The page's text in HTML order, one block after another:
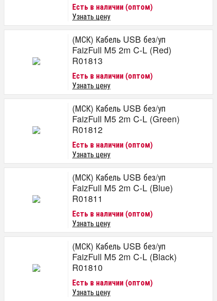
Есть в наличии (оптом)
Узнать цену
(МСК) Кабель USB без/уп
FaizFull M5 2m C-L (Red)
R01813
Есть в наличии (оптом)
Узнать цену
(МСК) Кабель USB без/уп
FaizFull M5 2m C-L (Green)
R01812
Есть в наличии (оптом)
Узнать цену
(МСК) Кабель USB без/уп
FaizFull M5 2m C-L (Blue)
R01811
Есть в наличии (оптом)
Узнать цену
(МСК) Кабель USB без/уп
FaizFull M5 2m C-L (Black)
R01810
Есть в наличии (оптом)
Узнать цену